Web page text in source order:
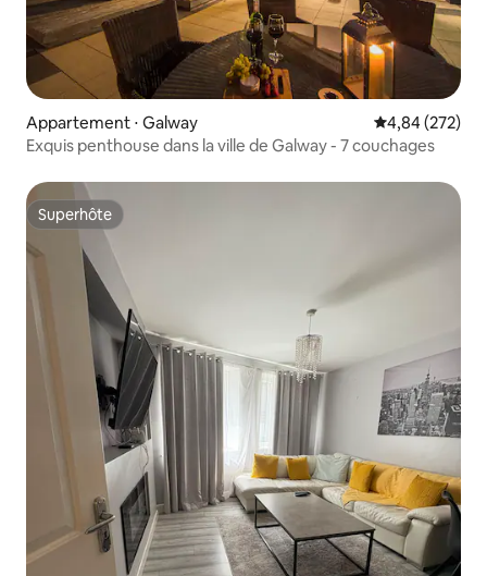
Appartement ⋅ Galway Évaluation
4,84 (272)
Exquis penthouse dans la ville de Galway - 7 couchages
Superhôte
Superhôte